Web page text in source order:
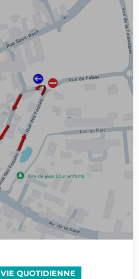
VIE QUOTIDIENNE